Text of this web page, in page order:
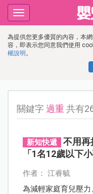
為提供您更多優質的內容，本
容，即表示您同意我們使用
權說明 。
Toggle
navigation
關鍵字過重 共有
新知快遞
不用再
「1名12歲以下
作者： 江睿毓
為減輕家庭育兒壓